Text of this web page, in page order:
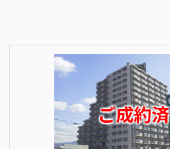
ご成約済